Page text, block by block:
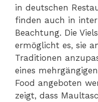
in deutschen
finden auch in
Beachtung. Die
ermöglicht es, sie
Traditionen
eines
Food angeboten
zeigt, dass